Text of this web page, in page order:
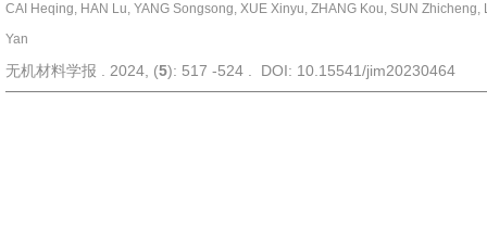
CAI Heqing, HAN Lu, YANG Songsong, XUE Xinyu, ZHANG Kou, SUN Zhicheng,
Yan
无机材料学报 . 2024, (5): 517 -524 . DOI: 10.15541/jim20230464